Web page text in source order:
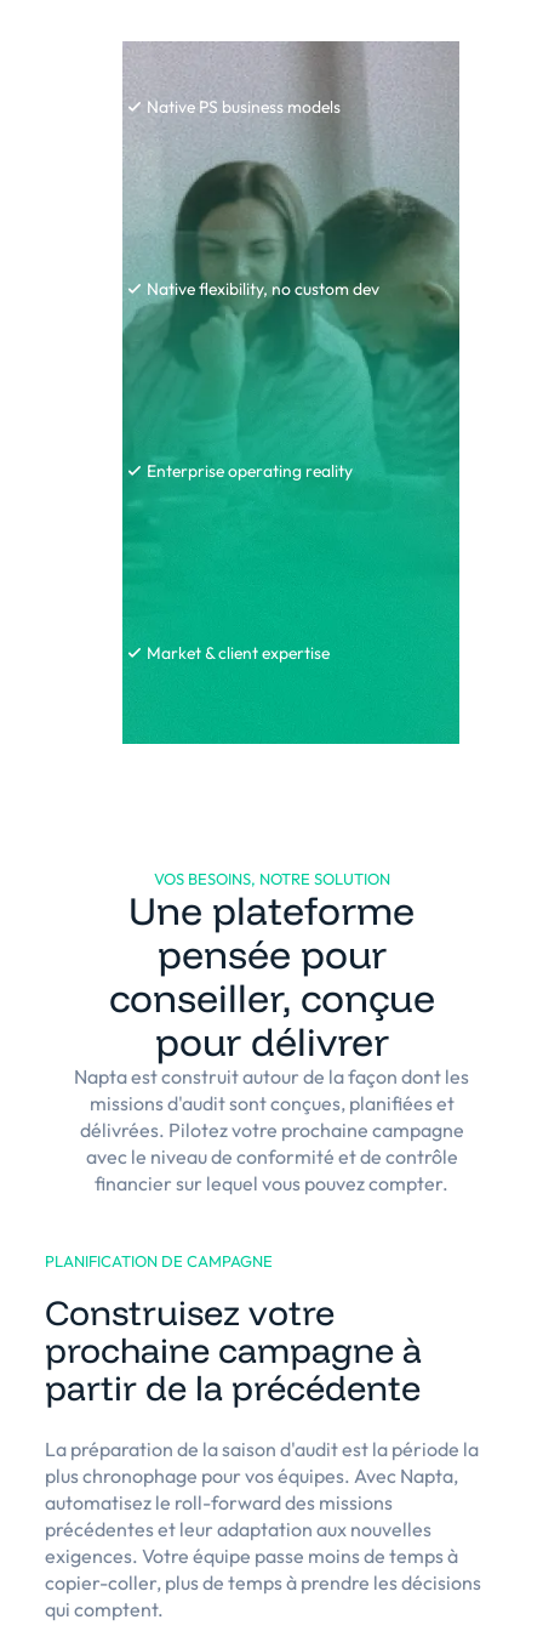
Native PS business models
Native flexibility, no custom dev
Enterprise operating reality
Market & client expertise
VOS BESOINS, NOTRE SOLUTION
Une plateforme
pensée pour
conseiller, conçue
pour délivrer
Napta est construit autour de la façon dont les
missions d'audit sont conçues, planifiées et
délivrées. Pilotez votre prochaine campagne
avec le niveau de conformité et de contrôle
financier sur lequel vous pouvez compter.
PLANIFICATION DE CAMPAGNE
Construisez votre
prochaine campagne à
partir de la précédente
La préparation de la saison d'audit est la période la
plus chronophage pour vos équipes. Avec Napta,
automatisez le roll-forward des missions
précédentes et leur adaptation aux nouvelles
exigences. Votre équipe passe moins de temps à
copier-coller, plus de temps à prendre les décisions
qui comptent.